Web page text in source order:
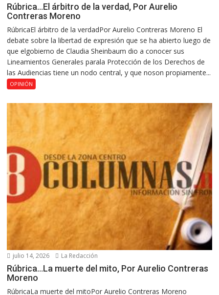
Rúbrica…El árbitro de la verdad, Por Aurelio
Contreras Moreno
RúbricaEl árbitro de la verdadPor Aurelio Contreras Moreno El
debate sobre la libertad de expresión que se ha abierto luego de
que elgobierno de Claudia Sheinbaum dio a conocer sus
Lineamientos Generales parala Protección de los Derechos de
las Audiencias tiene un nodo central, y que noson propiamente...
OPINIÓN
julio 14, 2026 La Redacción
Rúbrica…La muerte del mito, Por Aurelio Contreras
Moreno
RúbricaLa muerte del mitoPor Aurelio Contreras Moreno